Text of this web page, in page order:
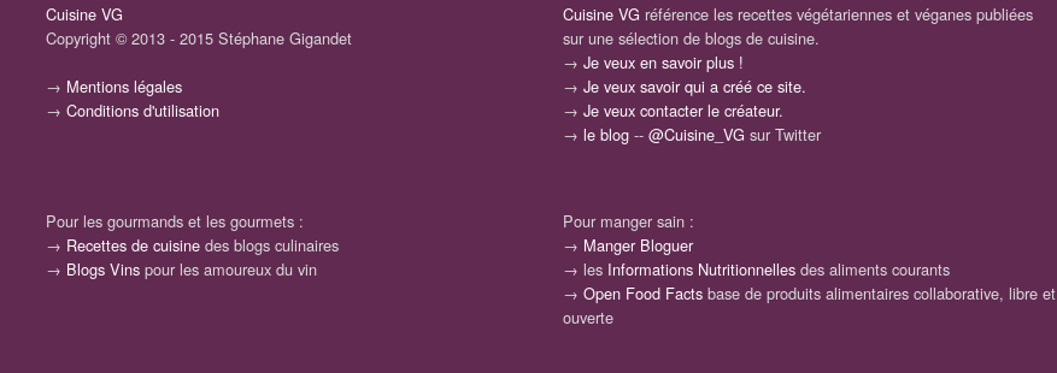
Cuisine VG
Copyright © 2013 - 2015 Stéphane Gigandet
→ Mentions légales
→ Conditions d'utilisation
Cuisine VG référence les recettes végétariennes et véganes publiées
sur une sélection de blogs de cuisine.
→Je veux en savoir plus !
→Je veux savoir qui a créé ce site.
→Je veux contacter le créateur.
→le blog --@Cuisine_VG sur Twitter
Pour les gourmands et les gourmets :
→ Recettes de cuisinedes blogs culinaires
→ Blogs Vinspour les amoureux du vin
Pour manger sain :
→ Manger Bloguer
→ les Informations Nutritionnelles des aliments courants
→Open Food Facts base de produits alimentaires collaborative, libre et
ouverte